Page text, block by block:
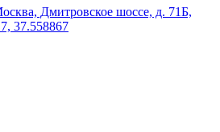
Дмитровское шоссе, д. 71Б,
37.558867